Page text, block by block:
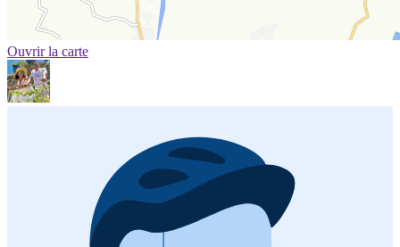
Ouvrir la carte